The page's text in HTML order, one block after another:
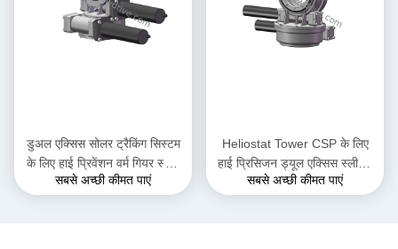
डुअल एक्सिस सोलर ट्रैकिंग सिस्टम
के लिए हाई प्रिवेंशन वर्म गियर स्लीव
ड्राइव
सबसे अच्छी कीमत पाएं
Heliostat Tower CSP के लिए
हाई प्रिसिजन ड्यूल एक्सिस स्लीविंग
ड्राइव गियरबॉक्स
सबसे अच्छी कीमत पाएं